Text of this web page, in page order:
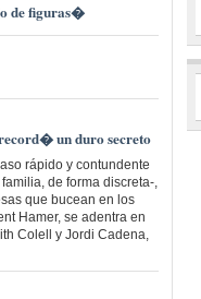
de figuras�
un duro secreto
rápido y contundente
de forma discreta-,
que bucean en los
Hamer, se adentra en
Colell y Jordi Cadena,